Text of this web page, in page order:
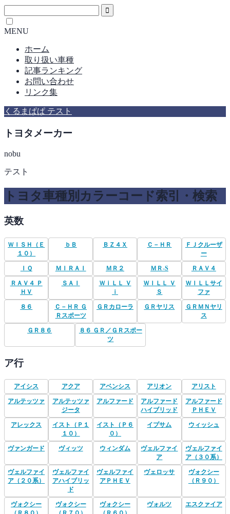
MENU
ホーム
取り扱い車種
記事ランキング
お問い合わせ
リンク集
くるまぱぱ テスト
トヨタメーカー
nobu
テスト
トヨタ車種別カラーコード索引・検索
英数
ＷＩＳＨ（Ｅ
１０）
ｂＢ ＢＺ４Ｘ Ｃ－ＨＲ
ＦＪクルーザ
ー
ＩＱ ＭＩＲＡＩ ＭＲ２ ＭＲ-S ＲＡＶ４
ＲＡＶ４ Ｐ
ＨＶ
ＳＡＩ
ＷｉＬＬ Ｖ
ｉ
ＷＩＬＬ Ｖ
Ｓ
ＷＩＬＬサイ
ファ
８６
Ｃ－ＨＲ Ｇ
Ｒスポーツ
ＧＲカローラ ＧＲヤリス
ＧＲＭＮヤリ
ス
ＧＲ８６
８６ ＧＲ／ＧＲスポー
ツ
ア行
アイシス アクア アベンシス アリオン アリスト
アルテッツァ
アルテッツァ
ジータ
アルファード
アルファード
ハイブリッド
アルファード
ＰＨＥＶ
アレックス
イスト（Ｐ１
１０）
イスト（Ｐ６
０）
イプサム ウィッシュ
ヴァンガード ヴィッツ ウィンダム
ヴェルファイ
ア
ヴェルファイ
ア（３０系）
ヴェルファイ
ア（２０系）
ヴェルファイ
アハイブリッ
ド
ヴェルファイ
アＰＨＥＶ
ヴェロッサ
ヴォクシー
（Ｒ９０）
ヴォクシー
ヴォクシー
ヴォクシー
ヴォルツ エスクァイア